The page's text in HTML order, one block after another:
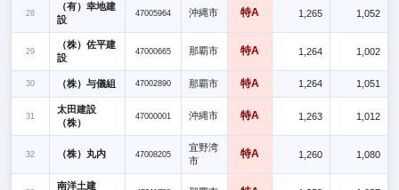
28
（有）幸地建
設
47005964 沖縄市 特A 1,265 1,052
29
（株）佐平建
設
47000665 那覇市 特A 1,264 1,002
30 （株）与儀組 47002890 那覇市 特A 1,264 1,051
31
太田建設
（株）
47000001 沖縄市 特A 1,263 1,012
32 （株）丸内 47008205
宜野湾
市
特A 1,260 1,080
南洋土建